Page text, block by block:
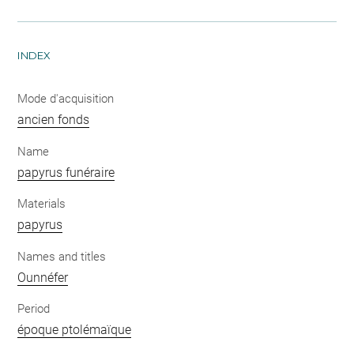
INDEX
Mode d'acquisition
ancien fonds
Name
papyrus funéraire
Materials
papyrus
Names and titles
Ounnéfer
Period
époque ptolémaïque